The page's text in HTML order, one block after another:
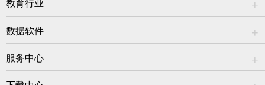
教育行业
数据软件
服务中心